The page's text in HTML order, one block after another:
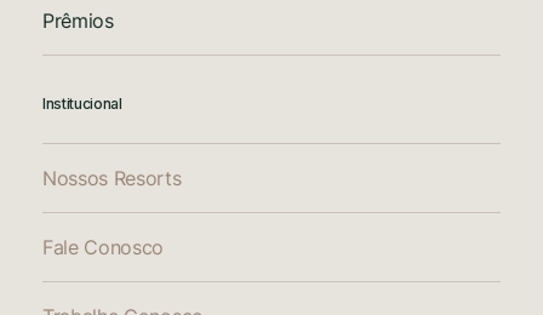
Prêmios
Institucional
Nossos Resorts
Fale Conosco